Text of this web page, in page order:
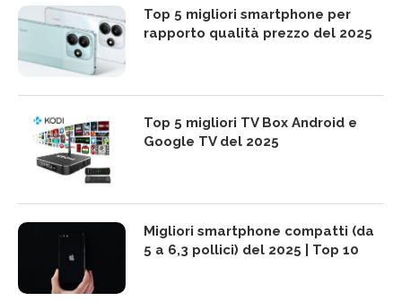
Top 5 migliori smartphone per
rapporto qualità prezzo del 2025
Top 5 migliori TV Box Android e
Google TV del 2025
Migliori smartphone compatti (da
5 a 6,3 pollici) del 2025 | Top 10